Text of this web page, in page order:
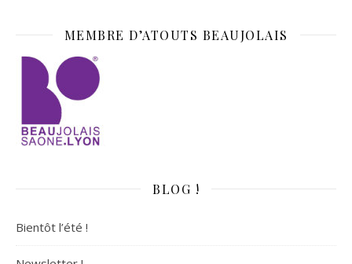
MEMBRE D’ATOUTS BEAUJOLAIS
BLOG !
Bientôt l’été !